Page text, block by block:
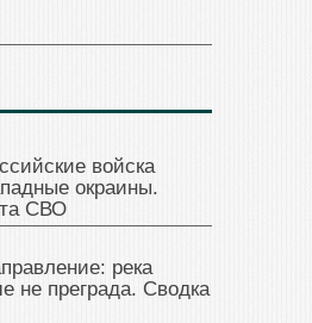
войска
окраины.
СВО
река
не преграда. Сводка